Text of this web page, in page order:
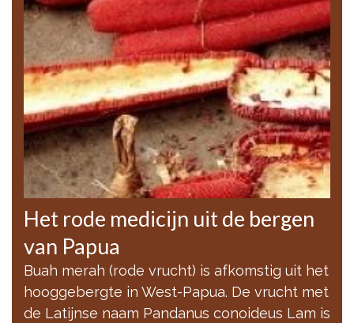
Het rode medicijn uit de bergen
van Papua
Buah merah (rode vrucht) is afkomstig uit het
hooggebergte in West-Papua. De vrucht met
de Latijnse naam Pandanus conoideus Lam is